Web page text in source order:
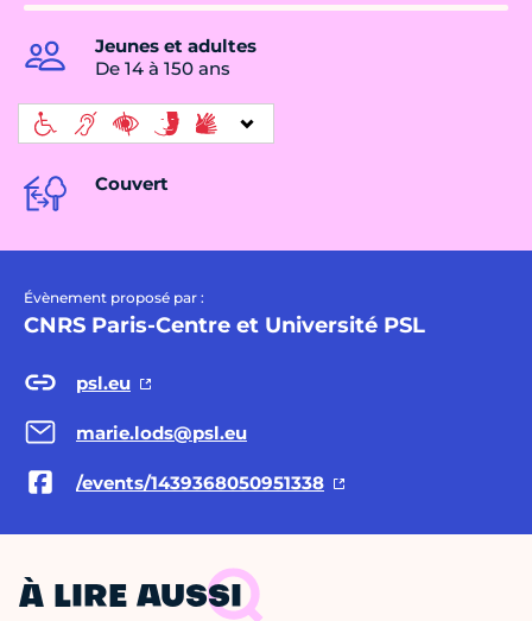
Jeunes et adultes
De 14 à 150 ans
Couvert
Évènement proposé par :
CNRS Paris-Centre et Université PSL
psl.eu
marie.lods@psl.eu
/events/1439368050951338
À LIRE AUSSI